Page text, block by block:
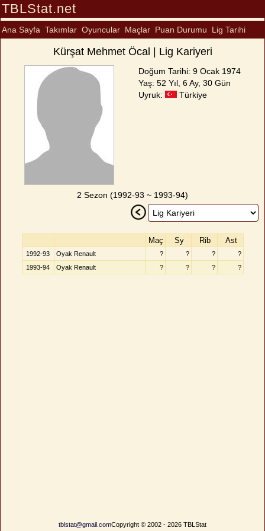
TBLStat.net
Ana Sayfa Takımlar Oyuncular Maçlar Puan Durumu Lig Tarihi
Kürşat Mehmet Öcal | Lig Kariyeri
Doğum Tarihi: 9 Ocak 1974
Yaş: 52 Yıl, 6 Ay, 30 Gün
Uyruk:
Türkiye
2 Sezon (1992-93 ~ 1993-94)
Maç Sy Rib Ast
1992-93 Oyak Renault ? ? ?
?
1993-94
Oyak Renault ? ? ? ?
tblstat@gmail.comCopyright © 2002 - 2026 TBLStat